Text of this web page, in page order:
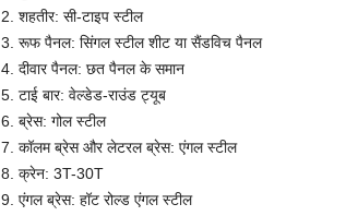
2. शहतीर: सी-टाइप स्टील
3. रूफ पैनल: सिंगल स्टील शीट या सैंडविच पैनल
4. दीवार पैनल: छत पैनल के समान
5. टाई बार: वेल्डेड-राउंड ट्यूब
6. ब्रेस: ​​गोल स्टील
7. कॉलम ब्रेस और लेटरल ब्रेस: ​​एंगल स्टील
8. क्रेन: 3T-30T
9. एंगल ब्रेस: ​​हॉट रोल्ड एंगल स्टील